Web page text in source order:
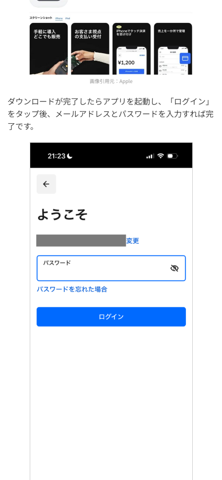
画像引用元： Apple
ダウンロードが完了したらアプリを起動し、「ログイン」
をタップ後、メールアドレスとパスワードを入力すれば完
了です。